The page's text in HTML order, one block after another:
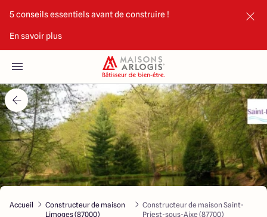
5 conseils essentiels avant de construire !
En savoir plus
Nos maisons
Nos annonces
Votre projet
Accueil
Constructeur de maison
Limoges (87000)
Constructeur de maison Saint-
Priest-sous-Aixe (87700)